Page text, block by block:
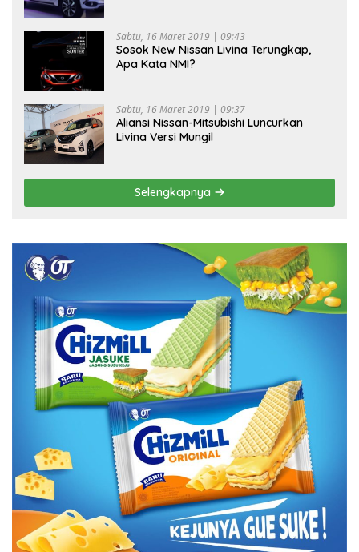
Sabtu, 16 Maret 2019 | 09:43
Sosok New Nissan Livina Terungkap,
Apa Kata NMI?
Sabtu, 16 Maret 2019 | 09:37
Aliansi Nissan-Mitsubishi Luncurkan
Livina Versi Mungil
Selengkapnya